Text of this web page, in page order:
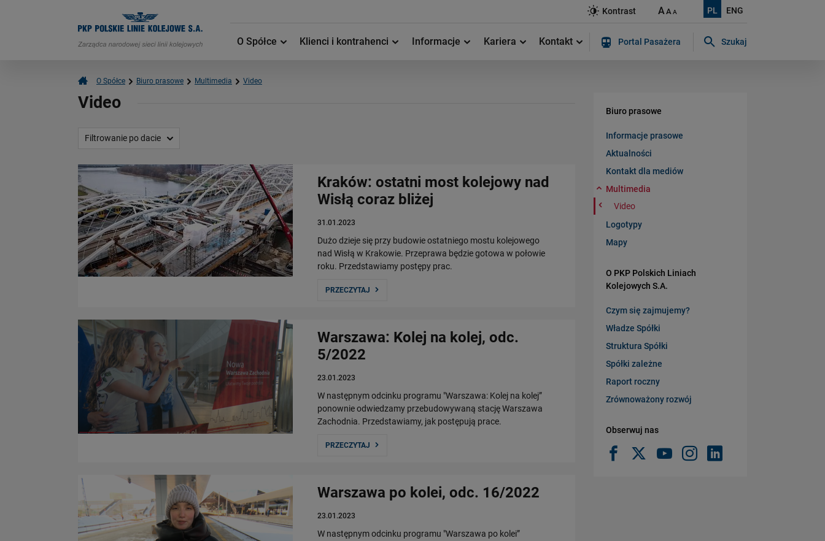
PL ENG
Kontrast AAA
O Spółce Klienci i kontrahenci Informacje Kariera Kontakt Portal Pasażera Szukaj
O Spółce Biuro prasowe Multimedia Video
Video
Filtrowanie po dacie
Kraków: ostatni most kolejowy nad
Wisłą coraz bliżej
31.01.2023
Dużo dzieje się przy budowie ostatniego mostu kolejowego
nad Wisłą w Krakowie. Przeprawa będzie gotowa w połowie
roku. Przedstawiamy postępy prac.
PRZECZYTAJ
Warszawa: Kolej na kolej, odc.
5/2022
23.01.2023
W następnym odcinku programu "Warszawa: Kolej na kolej”
ponownie odwiedzamy przebudowywaną stację Warszawa
Zachodnia. Przedstawiamy, jak postępują prace.
PRZECZYTAJ
Warszawa po kolei, odc. 16/2022
23.01.2023
W następnym odcinku programu "Warszawa po kolei”
Biuro prasowe
Informacje prasowe
Aktualności
Kontakt dla mediów
Multimedia
Video
Logotypy
Mapy
O PKP Polskich Liniach
Kolejowych S.A.
Czym się zajmujemy?
Władze Spółki
Struktura Spółki
Spółki zależne
Raport roczny
Zrównoważony rozwój
Obserwuj nas